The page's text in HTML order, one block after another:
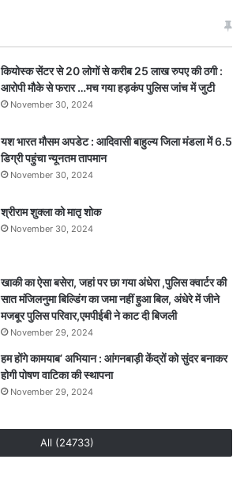
कियोस्क सेंटर से 20 लोगों से करीब 25 लाख रुपए की ठगी :
आरोपी मौके से फरार …मच गया हड़कंप पुलिस जांच में जुटी
November 30, 2024
यश भारत मौसम अपडेट : आदिवासी बाहुल्य जिला मंडला में 6.5
डिग्री पहुंचा न्यूनतम तापमान
November 30, 2024
श्रीराम शुक्ला को मातृ शोक
November 30, 2024
खाकी का ऐसा बसेरा, जहां पर छा गया अंधेरा ,पुलिस क्वार्टर की
सात मंजिलनुमा बिल्डिंग का जमा नहीं हुआ बिल, अंधेरे में जीने
मजबूर पुलिस परिवार,एमपीईबी ने काट दी बिजली
November 29, 2024
हम होंगे कामयाब’ अभियान : आंगनबाड़ी केंद्रों को सुंदर बनाकर
होगी पोषण वाटिका की स्थापना
November 29, 2024
All (24733)